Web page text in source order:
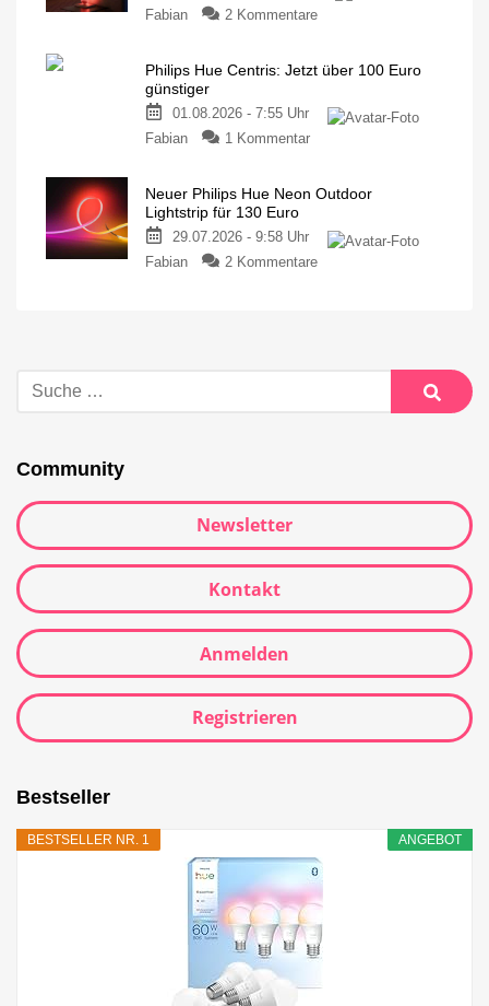
Fabian
2 Kommentare
Philips Hue Centris: Jetzt über 100 Euro
günstiger
01.08.2026 - 7:55 Uhr
Fabian
1 Kommentar
Neuer Philips Hue Neon Outdoor
Lightstrip für 130 Euro
29.07.2026 - 9:58 Uhr
Fabian
2 Kommentare
Community
Newsletter
Kontakt
Anmelden
Registrieren
Bestseller
ANGEBOT
BESTSELLER NR. 1